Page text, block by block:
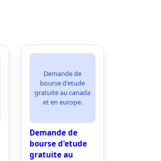
Demande de
bourse d'etude
gratuite au canada
et en europe.
Demande de
bourse d'etude
gratuite au